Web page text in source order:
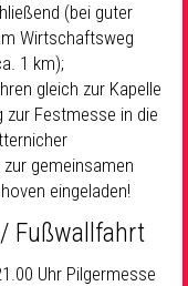
(bei guter
Wirtschaftsweg
1 km);
gleich zur Kapelle
zur Festmesse in die
gemeinsamen
eingeladen!
Fußwallfahrt
Uhr Pilgermesse